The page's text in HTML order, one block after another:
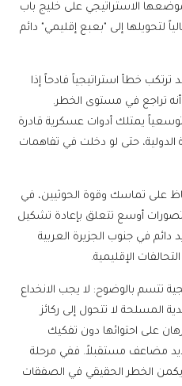
الاستراتيجي على خليج باب
لتحويلها إلى "بعبع إقليمي" دائم
خطأ استراتيجياً فادحاً إذا
تراجع في مستوى الخطر.
يمتلك أدوات عسكرية قادرة
الدولية، حتى لو دخلت في تفاهمات
على تماسك وقوة الحوثيين، في
تصورات أوسع تتعلق بإعادة تشكيل
دائم في جنوب الجزيرة العربية
الإقليمية.
تتسم بالوضوح: لا يجب الانخداع
المسلحة لا تتحول إلى ركائز
على احتوائها دون تفكيك
مضاعف مستقبلاً. ففي مرحلة
الخطر الحقيقي في الصفقات